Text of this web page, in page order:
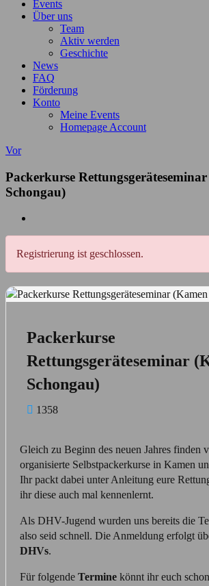
Events
Über uns
Team
Aktiv werden
Geschichte
News
FAQ
Förderung
Konto
Meine Events
Homepage Account
Vor
Packerkurse
Schongau)
Registrierung ist geschlossen.
Packerkurse
Rettungsgeräteseminar
Schongau)
1358
Gleich zu Beginn des neuen Jahres finden
organisierte Selbstpackerkurse in Kamen
Ihr packt dabei unter Anleitung eure
ihr diese auch mal kennenlernt.
Als DHV-Jugend wurden uns bereits die
also seid schnell. Die Anmeldung erfolgt
DHVs.
Für folgende Termine könnt ihr euch